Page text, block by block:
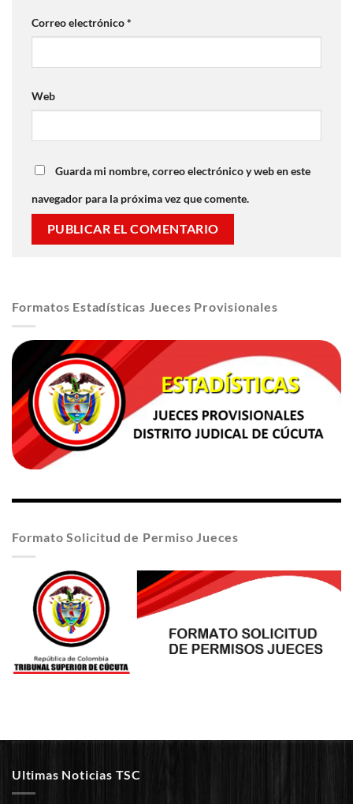
Correo electrónico*
Web
Guarda mi nombre, correo electrónico y web en este
navegador para la próxima vez que comente.
Formatos Estadísticas Jueces Provisionales
Formato Solicitud de Permiso Jueces
Ultimas Noticias TSC